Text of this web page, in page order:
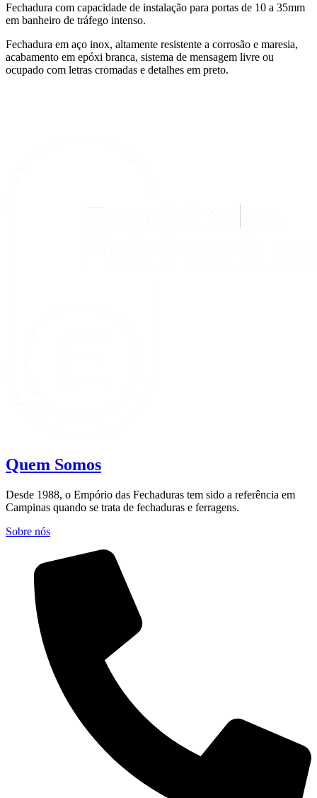
Fechadura com capacidade de instalação para portas de 10 a 35mm
em banheiro de tráfego intenso.
Fechadura em aço inox, altamente resistente a corrosão e maresia,
acabamento em epóxi branca, sistema de mensagem livre ou
ocupado com letras cromadas e detalhes em preto.
Quem Somos
Desde 1988, o Empório das Fechaduras tem sido a referência em
Campinas quando se trata de fechaduras e ferragens.
Sobre nós